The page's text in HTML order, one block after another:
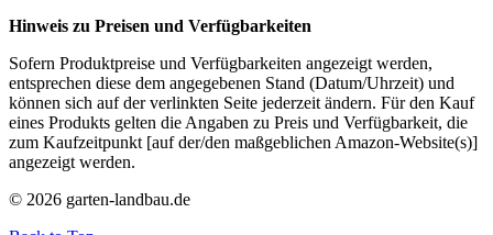
Hinweis zu Preisen und Verfügbarkeiten
Sofern Produktpreise und Verfügbarkeiten angezeigt werden,
entsprechen diese dem angegebenen Stand (Datum/Uhrzeit) und
können sich auf der verlinkten Seite jederzeit ändern. Für den Kauf
eines Produkts gelten die Angaben zu Preis und Verfügbarkeit, die
zum Kaufzeitpunkt [auf der/den maßgeblichen Amazon-Website(s)]
angezeigt werden.
© 2026 garten-landbau.de